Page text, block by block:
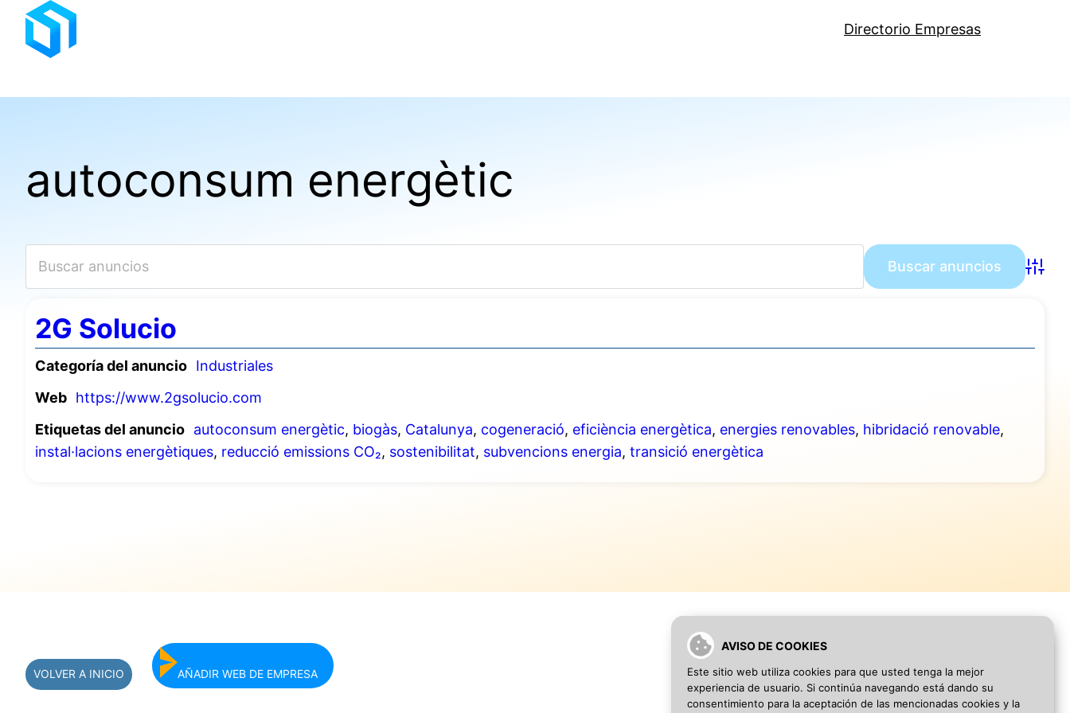
AVISO DE COOKIES
Este sitio web utiliza cookies para que usted tenga la mejor
experiencia de usuario. Si continúa navegando está dando su
consentimiento para la aceptación de las mencionadas cookies y la
Saltar
contenido
Directorio Empresas
autoconsum energètic
2G Solucio
Categoría del anuncio Industriales
Web https://www.2gsolucio.com
Etiquetas del anuncio autoconsum energètic, biogàs, Catalunya, cogeneració, eficiència energètica, energies renovables, hibridació renovable,
instal·lacions energètiques, reducció emissions CO₂, sostenibilitat, subvencions energia, transició energètica
VOLVER A INICIO AÑADIR WEB DE EMPRESA SEO Blog·Aviso Legal·Política de privacidad